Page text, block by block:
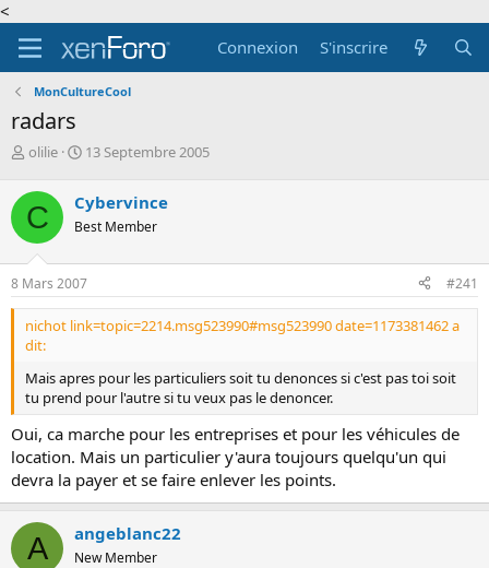
<
Connexion
S'inscrire
MonCultureCool
radars
A
t
e
u
r
d
e
l
a
d
s
c
u
s
s
i
o
n
olilie
D
e
d
d
é
b
u
13 Septembre 2005
C Cybervince
Best Member
8 Mars 2007 #241
nichot link=topic=2214.msg523990#msg523990 date=1173381462 a
dit:
Mais apres pour les particuliers soit tu denonces si c'est pas toi soit
tu prend pour l'autre si tu veux pas le denoncer.
Oui, ca marche pour les entreprises et pour les véhicules de
location. Mais un particulier y'aura toujours quelqu'un qui
devra la payer et se faire enlever les points.
A angeblanc22
New Member